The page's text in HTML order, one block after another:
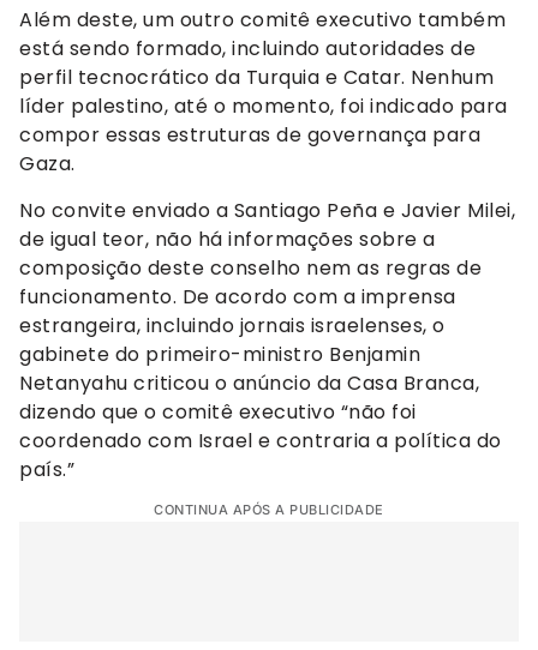
Além deste, um outro comitê executivo também
está sendo formado, incluindo autoridades de
perfil tecnocrático da Turquia e Catar. Nenhum
líder palestino, até o momento, foi indicado para
compor essas estruturas de governança para
Gaza.
No convite enviado a Santiago Peña e Javier Milei,
de igual teor, não há informações sobre a
composição deste conselho nem as regras de
funcionamento. De acordo com a imprensa
estrangeira, incluindo jornais israelenses, o
gabinete do primeiro-ministro Benjamin
Netanyahu criticou o anúncio da Casa Branca,
dizendo que o comitê executivo “não foi
coordenado com Israel e contraria a política do
país.”
CONTINUA APÓS A PUBLICIDADE